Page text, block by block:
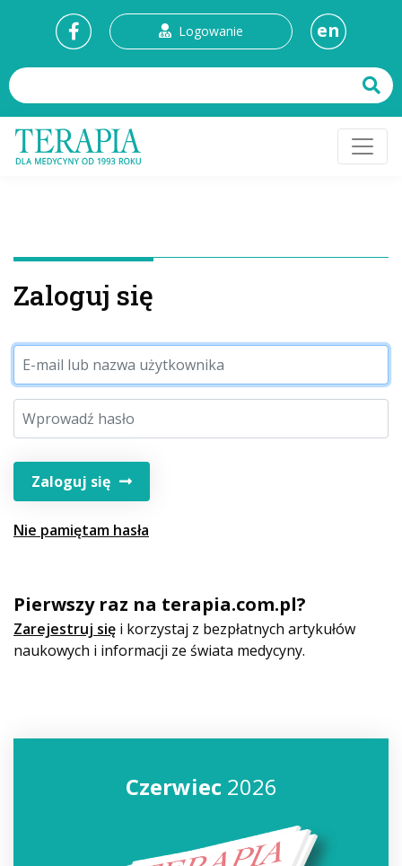
Logowanie en
Zaloguj się
Zaloguj się
Nie pamiętam hasła
Pierwszy raz na terapia.com.pl?
Zarejestruj się i korzystaj z bezpłatnych artykułów
naukowych i informacji ze świata medycyny.
Czerwiec2026